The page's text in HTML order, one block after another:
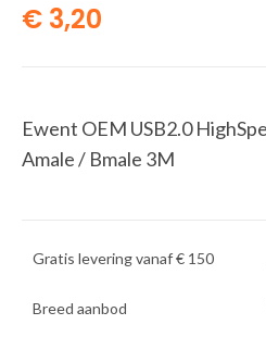
€ 3,20
Ewent OEM USB2.0
Amale / Bmale 3M
Gratis levering vanaf € 150
Breed aanbod